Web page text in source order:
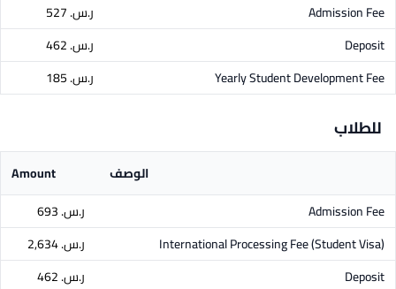
Admission Fee
ر.س.‏ 527
Deposit
ر.س.‏ 462
Yearly Student Development Fee
ر.س.‏ 185
للطلاب
الوصف
Amount
Admission Fee
ر.س.‏ 693
International Processing Fee (Student Visa)
ر.س.‏ 2,634
Deposit
ر.س.‏ 462